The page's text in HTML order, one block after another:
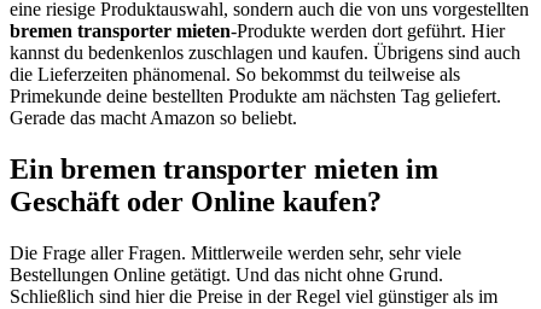
eine riesige Produktauswahl, sondern auch die von uns vorgestellten
bremen transporter mieten-Produkte werden dort geführt. Hier
kannst du bedenkenlos zuschlagen und kaufen. Übrigens sind auch
die Lieferzeiten phänomenal. So bekommst du teilweise als
Primekunde deine bestellten Produkte am nächsten Tag geliefert.
Gerade das macht Amazon so beliebt.
Ein bremen transporter mieten im
Geschäft oder Online kaufen?
Die Frage aller Fragen. Mittlerweile werden sehr, sehr viele
Bestellungen Online getätigt. Und das nicht ohne Grund.
Schließlich sind hier die Preise in der Regel viel günstiger als im